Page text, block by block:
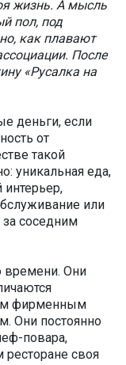
жизнь. А мысль
пол, под
как плавают
После
«Русалка на
деньги, если
от
такой
уникальная еда,
или
соседним
времени. Они
фирменным
Они постоянно
повара,
своя